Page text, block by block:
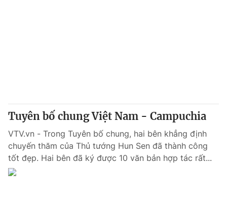
Tuyên bố chung Việt Nam - Campuchia
VTV.vn - Trong Tuyên bố chung, hai bên khẳng định
chuyến thăm của Thủ tướng Hun Sen đã thành công
tốt đẹp. Hai bên đã ký được 10 văn bản hợp tác rất...